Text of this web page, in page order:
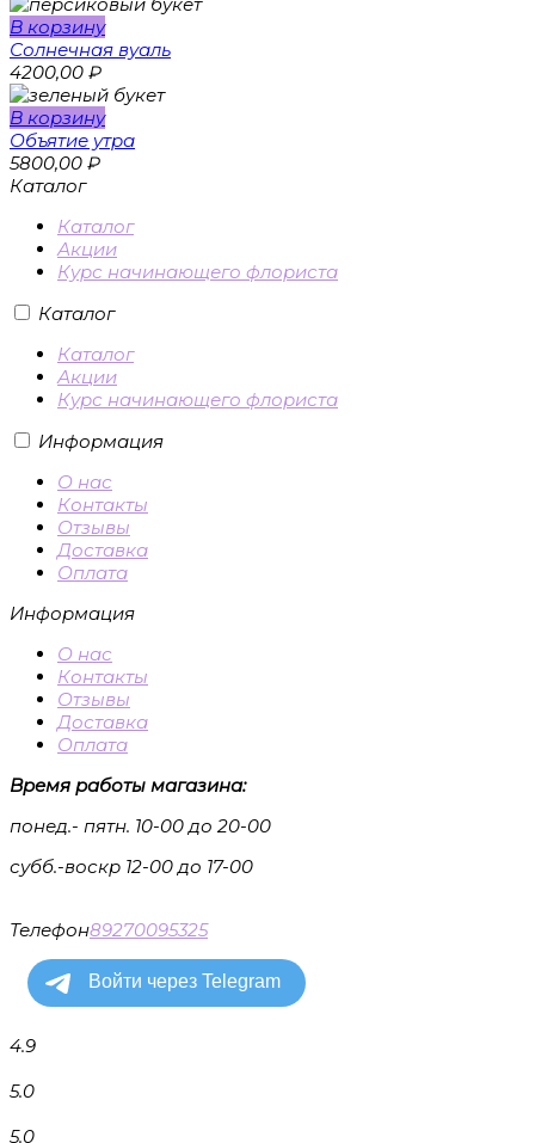
В корзину
Солнечная вуаль
4200,00 ₽
В корзину
Объятие утра
5800,00 ₽
Каталог
Каталог
Акции
Курс начинающего флориста
Каталог
Каталог
Акции
Курс начинающего флориста
Информация
О нас
Контакты
Отзывы
Доставка
Оплата
Информация
О нас
Контакты
Отзывы
Доставка
Оплата
Время работы магазина:
понед.- пятн. 10-00 до 20-00
субб.-воскр 12-00 до 17-00
Телефон89270095325
4.9
5.0
5.0